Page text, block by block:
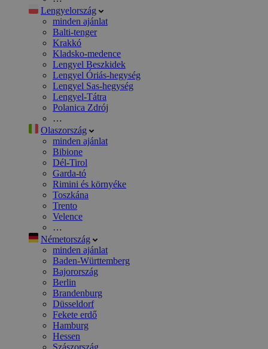
Lengyelország
minden ajánlat
Balti-tenger
Krakkó
Kladsko-medence
Lengyel Beszkidek
Lengyel Óriás-hegység
Lengyel Sas-hegység
Lengyel-Tátra
Polanica Zdrój
…
Olaszország
minden ajánlat
Bibione
Dél-Tirol
Garda-tó
Rimini és környéke
Toszkána
Trento
Velence
…
Németország
minden ajánlat
Baden-Württemberg
Bajorország
Berlin
Brandenburg
Düsseldorf
Fekete erdő
Hamburg
Hessen